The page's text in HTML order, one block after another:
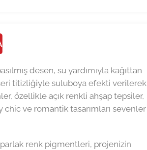
desen, su yardımıyla kağıttan
titizliğiyle suluboya efekti verilerek
özellikle açık renkli ahşap tepsiler,
ve romantik tasarımları sevenler
parlak renk pigmentleri, projenizin